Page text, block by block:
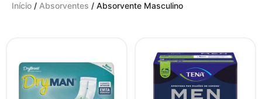
Início / Absorventes / Absorvente Masculino